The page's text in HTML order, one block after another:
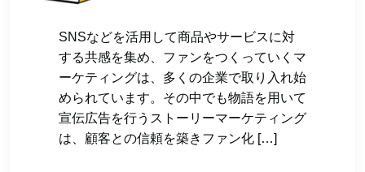
SNSなどを活用して商品やサービスに対
する共感を集め、ファンをつくっていくマ
ーケティングは、多くの企業で取り入れ始
められています。その中でも物語を用いて
宣伝広告を行うストーリーマーケティング
は、顧客との信頼を築きファン化 […]